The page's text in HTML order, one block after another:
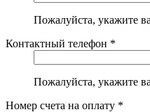
Пожалуйста, укажите
Контактный телефон *
Пожалуйста, укажите
Номер счета на оплату *